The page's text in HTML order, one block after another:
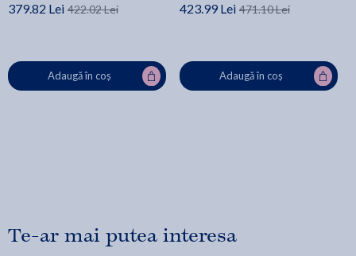
379.82 Lei 422.02 Lei
Adaugă în coș
423.99 Lei 471.10 Lei
Adaugă în coș
Te-ar mai putea interesa